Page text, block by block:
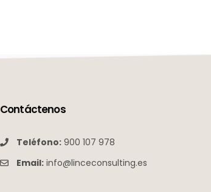
Contáctenos
Teléfono: 900 107 978
Email: info@linceconsulting.es